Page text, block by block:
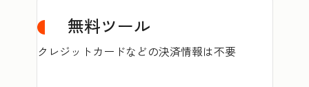
無料ツール
クレジットカードなどの決済情報は不要